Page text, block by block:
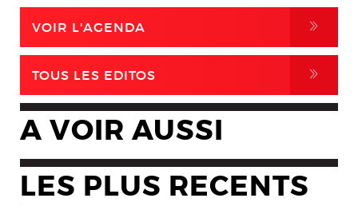
VOIR L'AGENDA ,
TOUS LES EDITOS ,
A VOIR AUSSI
LES PLUS RECENTS